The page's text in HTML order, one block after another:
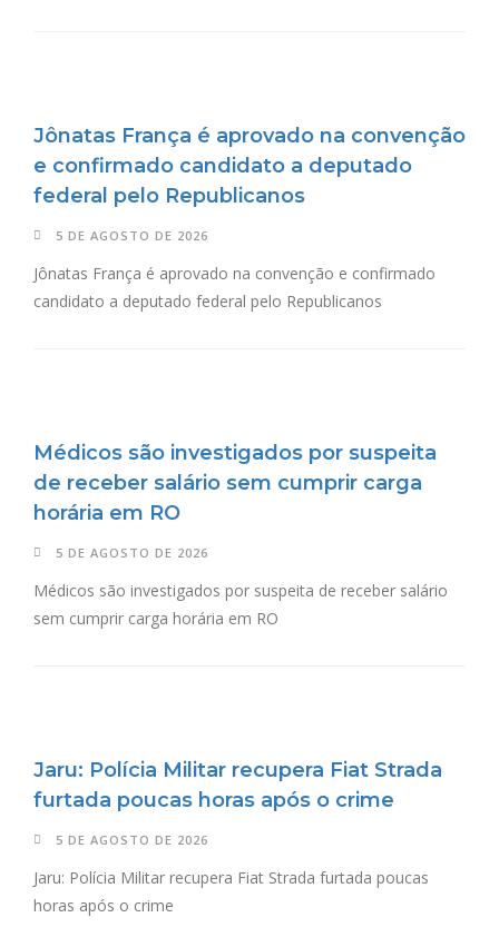
Jônatas França é aprovado na convenção
e confirmado candidato a deputado
federal pelo Republicanos
5 DE AGOSTO DE 2026
Jônatas França é aprovado na convenção e confirmado
candidato a deputado federal pelo Republicanos
Médicos são investigados por suspeita
de receber salário sem cumprir carga
horária em RO
5 DE AGOSTO DE 2026
Médicos são investigados por suspeita de receber salário
sem cumprir carga horária em RO
Jaru: Polícia Militar recupera Fiat Strada
furtada poucas horas após o crime
5 DE AGOSTO DE 2026
Jaru: Polícia Militar recupera Fiat Strada furtada poucas
horas após o crime